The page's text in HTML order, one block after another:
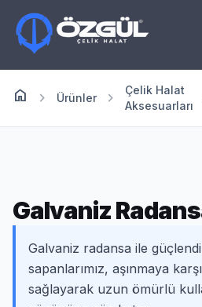
home Anasayfa
chevron_right Ürünler chevron_right
Çelik Halat
Aksesuarları
Galvaniz
Galvaniz radansa ile
sapanlarımız, aşınmaya
sağlayarak uzun ömürlü